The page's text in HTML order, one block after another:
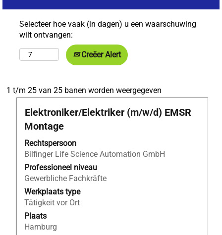
Selecteer hoe vaak (in dagen) u een waarschuwing
wilt ontvangen:
Creëer Alert
1 t/m 25 van 25 banen worden weergegeven
voor
"Fachkraft
Duitsland
Titel
Elektroniker/Elektriker (m/w/d) EMSR
Montage
Rechtspersoon
Bilfinger Life Science Automation GmbH
Professioneel niveau
Gewerbliche Fachkräfte
Werkplaats type
Tätigkeit vor Ort
Plaats
Hamburg
Selecteer
deze
spatiebalk
om
de
volledige
inhoud
van
de
functiegegevens
weer
te